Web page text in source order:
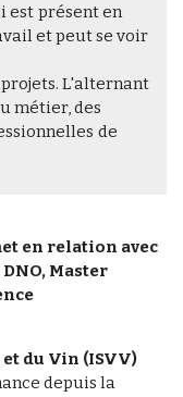
est présent en
et peut se voir
L'alternant
métier, des
de
en relation avec
Master
du Vin (ISVV)
depuis la